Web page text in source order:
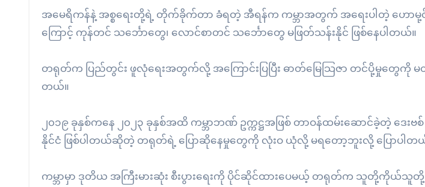
အမေရိကန်နဲ့ အစ္စရေးတို့ရဲ့ တိုက်ခိုက်တာ ခံရတဲ့ အီရန်က ကမ္ဘာအတွက် အရေးပါတဲ့ ဟော
ကြောင့် ကုန်တင် သင်္ဘောတွေ၊ လောင်စာတင် သင်္ဘောတွေ မဖြတ်သန်းနိုင် ဖြစ်နေပါတယ်။
တရုတ်က ပြည်တွင်း ဖူလုံရေးအတွက်လို့ အကြောင်းပြပြီး ဓာတ်မြေသြဇာ တင်ပို့မှုတွေကို
တယ်။
၂၀၁၉ ခုနှစ်ကနေ ၂၀၂၃ ခုနှစ်အထိ ကမ္ဘာဘဏ် ဥက္ကဋ္ဌအဖြစ် တာဝန်ထမ်းဆောင်ခဲ့တဲ့ ဒေ
နိုင်ငံ ဖြစ်ပါတယ်ဆိုတဲ့ တရုတ်ရဲ့ ပြောဆိုနေမှုတွေကို လုံးဝ ယုံလို့ မရတော့ဘူးလို့ ပြောပါတ
ကမ္ဘာမှာ ဒုတိယ အကြီးမားဆုံး စီးပွားရေးကို ပိုင်ဆိုင်ထားပေမယ့် တရုတ်က သူတို့ကိုယ်သူတို့ ဖွံ့